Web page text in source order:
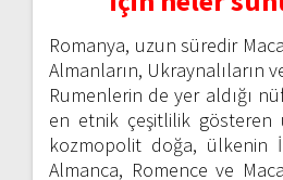
Romanya, uzun süredir
Almanların, Ukraynalıların
Rumenlerin de yer aldığı
en etnik çeşitlilik gösteren
kozmopolit doğa, ülkenin
Almanca, Romence ve